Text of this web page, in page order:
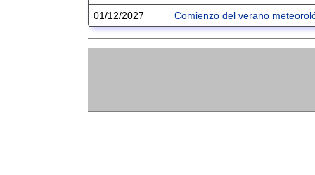
01/12/2027
Comienzo del verano